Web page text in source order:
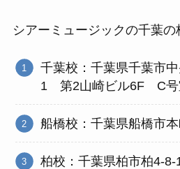
シアーミュージックの千葉の
千葉校：千葉県千葉市
1 第2山崎ビル6F C号
船橋校：千葉県船橋市
柏校：千葉県柏市柏4-